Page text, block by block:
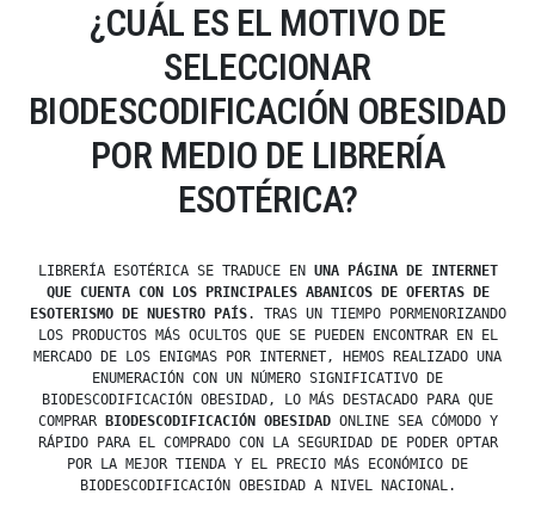
¿CUÁL ES EL MOTIVO DE
SELECCIONAR
BIODESCODIFICACIÓN OBESIDAD
POR MEDIO DE LIBRERÍA
ESOTÉRICA?
LIBRERÍA ESOTÉRICA SE TRADUCE EN UNA PÁGINA DE INTERNET
QUE CUENTA CON LOS PRINCIPALES ABANICOS DE OFERTAS DE
ESOTERISMO DE NUESTRO PAÍS. TRAS UN TIEMPO PORMENORIZANDO
LOS PRODUCTOS MÁS OCULTOS QUE SE PUEDEN ENCONTRAR EN EL
MERCADO DE LOS ENIGMAS POR INTERNET, HEMOS REALIZADO UNA
ENUMERACIÓN CON UN NÚMERO SIGNIFICATIVO DE
BIODESCODIFICACIÓN OBESIDAD, LO MÁS DESTACADO PARA QUE
COMPRAR
BIODESCODIFICACIÓN OBESIDADONLINE SEA CÓMODO Y
RÁPIDO PARA EL COMPRADO CON LA SEGURIDAD DE PODER OPTAR
POR LA MEJOR TIENDA Y EL PRECIO MÁS ECONÓMICO DE
BIODESCODIFICACIÓN OBESIDAD A NIVEL NACIONAL.